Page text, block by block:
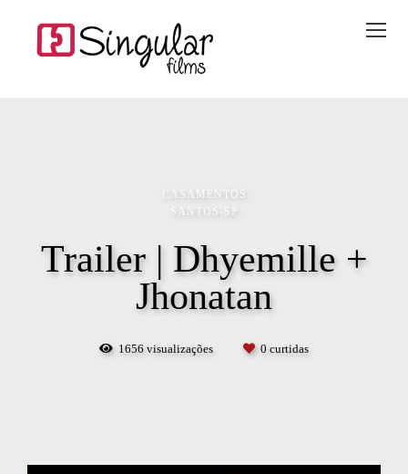
CASAMENTOS
SANTOS-SP
Trailer | Dhyemille +
Jhonatan
1656 visualizações 0 curtidas